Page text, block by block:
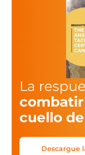
La
cuello
Descargue